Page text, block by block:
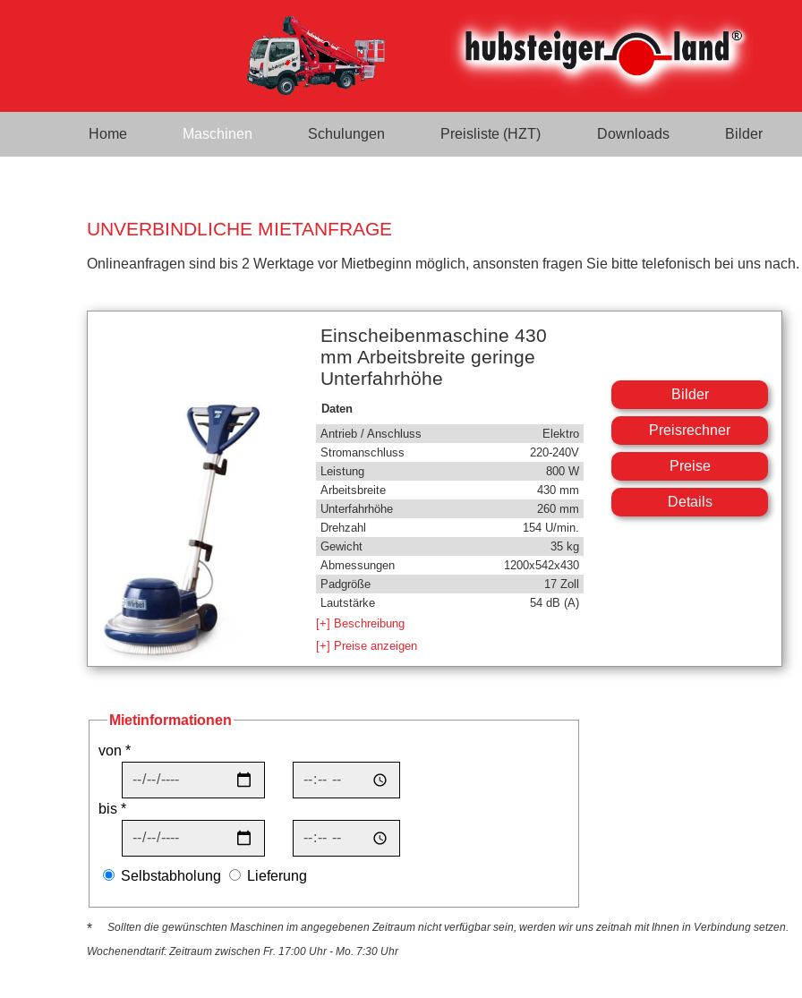
Home Maschinen Schulungen Preisliste (HZT) Downloads Bilder
UNVERBINDLICHE MIETANFRAGE
Onlineanfragen sind bis 2 Werktage vor Mietbeginn möglich, ansonsten fragen Sie bitte telefonisch bei uns nach.
Einscheibenmaschine 430
mm Arbeitsbreite geringe
Unterfahrhöhe
Daten
Antrieb / Anschluss
Elektro
Stromanschluss
220-240V
Leistung
800 W
Arbeitsbreite
430 mm
Unterfahrhöhe
260 mm
Drehzahl
154 U/min.
Gewicht
35 kg
Abmessungen
1200x542x430
Padgröße
17 Zoll
Lautstärke
54 dB (A)
[+] Beschreibung
[+] Preise anzeigen
Bilder
Preisrechner
Preise
Details
Mietinformationen
von *
bis *
Selbstabholung Lieferung
*
Sollten die gewünschten Maschinen im angegebenen Zeitraum nicht verfügbar sein, werden wir uns zeitnah mit Ihnen in Verbindung setzen.
Wochenendtarif: Zeitraum zwischen Fr. 17:00 Uhr - Mo. 7:30 Uhr